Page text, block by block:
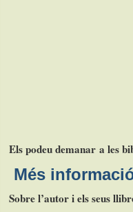
Els podeu demanar a les
Més
Sobre l’autor i els seus